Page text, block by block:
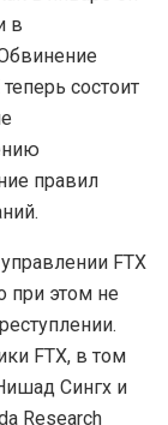
в
состоит
правил
FTX
этом не
FTX, в том
Сингх и
Research